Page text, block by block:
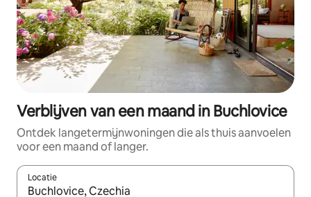
Verblijven van een maand in Buchlovice
Ontdek langetermijnwoningen die als thuis aanvoelen
voor een maand of langer.
Locatie
Wanneer er resultaten beschikbaar zijn, maak je een keuze